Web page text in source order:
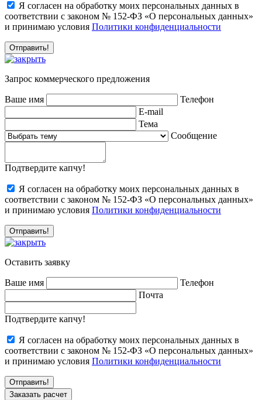
Я согласен на обработку моих персональных данных в
соответствии с законом № 152-ФЗ «О персональных данных»
и принимаю условия Политики конфиденциальности
Запрос коммерческого предложения
Ваше имя
Телефон
E-mail
Тема
Сообщение
Подтвердите капчу!
Я согласен на обработку моих персональных данных в
соответствии с законом № 152-ФЗ «О персональных данных»
и принимаю условия Политики конфиденциальности
Оставить заявку
Ваше имя
Телефон
Почта
Подтвердите капчу!
Я согласен на обработку моих персональных данных в
соответствии с законом № 152-ФЗ «О персональных данных»
и принимаю условия Политики конфиденциальности
Заказать расчет